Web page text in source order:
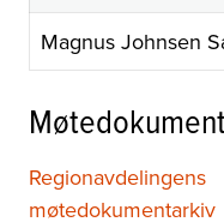
Magnus Johnsen
Regionavdelingens
møtedokumentarkiv